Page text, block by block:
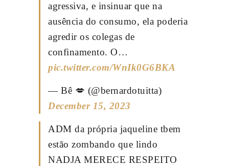
agressiva, e insinuar que na
ausência do consumo, ela poderia
agredir os colegas de
confinamento. O…
pic.twitter.com/WnIk0G6BKA
— Bê 💋 (@bernardotuitta)
December 15, 2023
ADM da própria jaqueline tbem
estão zombando que lindo
NADJA MERECE RESPEITO